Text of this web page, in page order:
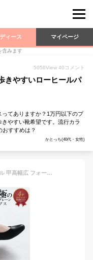
ィース マイページ
含みます
5056View 40 コメント
きやすいローヒールパ
てありますか？1万円以下のプ
やすい靴希望です。流行カラ
すすめは？
かとっち(40代・女性)
【再入荷】 パンプス 結婚式 ローヒール 甲高幅広 フォーマル 走れるヒール レディース 26春夏新色 痛くない 大きいサイズ 小さいサイズ 3.5cm 走れる 外反母趾気味 送料無料 ※沖縄除く リクルート ラウンドトゥ 究極のプレーン 柔らかい 入学式 卒業式 ALETTA